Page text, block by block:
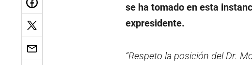
se ha tomado en esta
expresidente.
“Respeto la posición del Dr.